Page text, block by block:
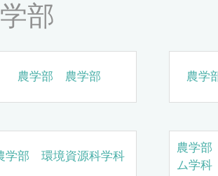
部
農学部 農学部 農学
学部 環境資源科学科
農学
ム学科